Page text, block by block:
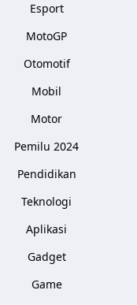
Esport
MotoGP
Otomotif
Mobil
Motor
Pemilu 2024
Pendidikan
Teknologi
Aplikasi
Gadget
Game